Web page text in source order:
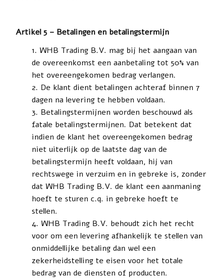
Artikel 5 – Betalingen en betalingstermijn
WHB Trading B.V. mag bij het aangaan van
de overeenkomst een aanbetaling tot 50% van
het overeengekomen bedrag verlangen.
De klant dient betalingen achteraf binnen 7
dagen na levering te hebben voldaan.
Betalingstermijnen worden beschouwd als
fatale betalingstermijnen. Dat betekent dat
indien de klant het overeengekomen bedrag
niet uiterlijk op de laatste dag van de
betalingstermijn heeft voldaan, hij van
rechtswege in verzuim en in gebreke is, zonder
dat WHB Trading B.V. de klant een aanmaning
hoeft te sturen c.q. in gebreke hoeft te
stellen.
WHB Trading B.V. behoudt zich het recht
voor om een levering afhankelijk te stellen van
onmiddellijke betaling dan wel een
zekerheidstelling te eisen voor het totale
bedrag van de diensten of producten.